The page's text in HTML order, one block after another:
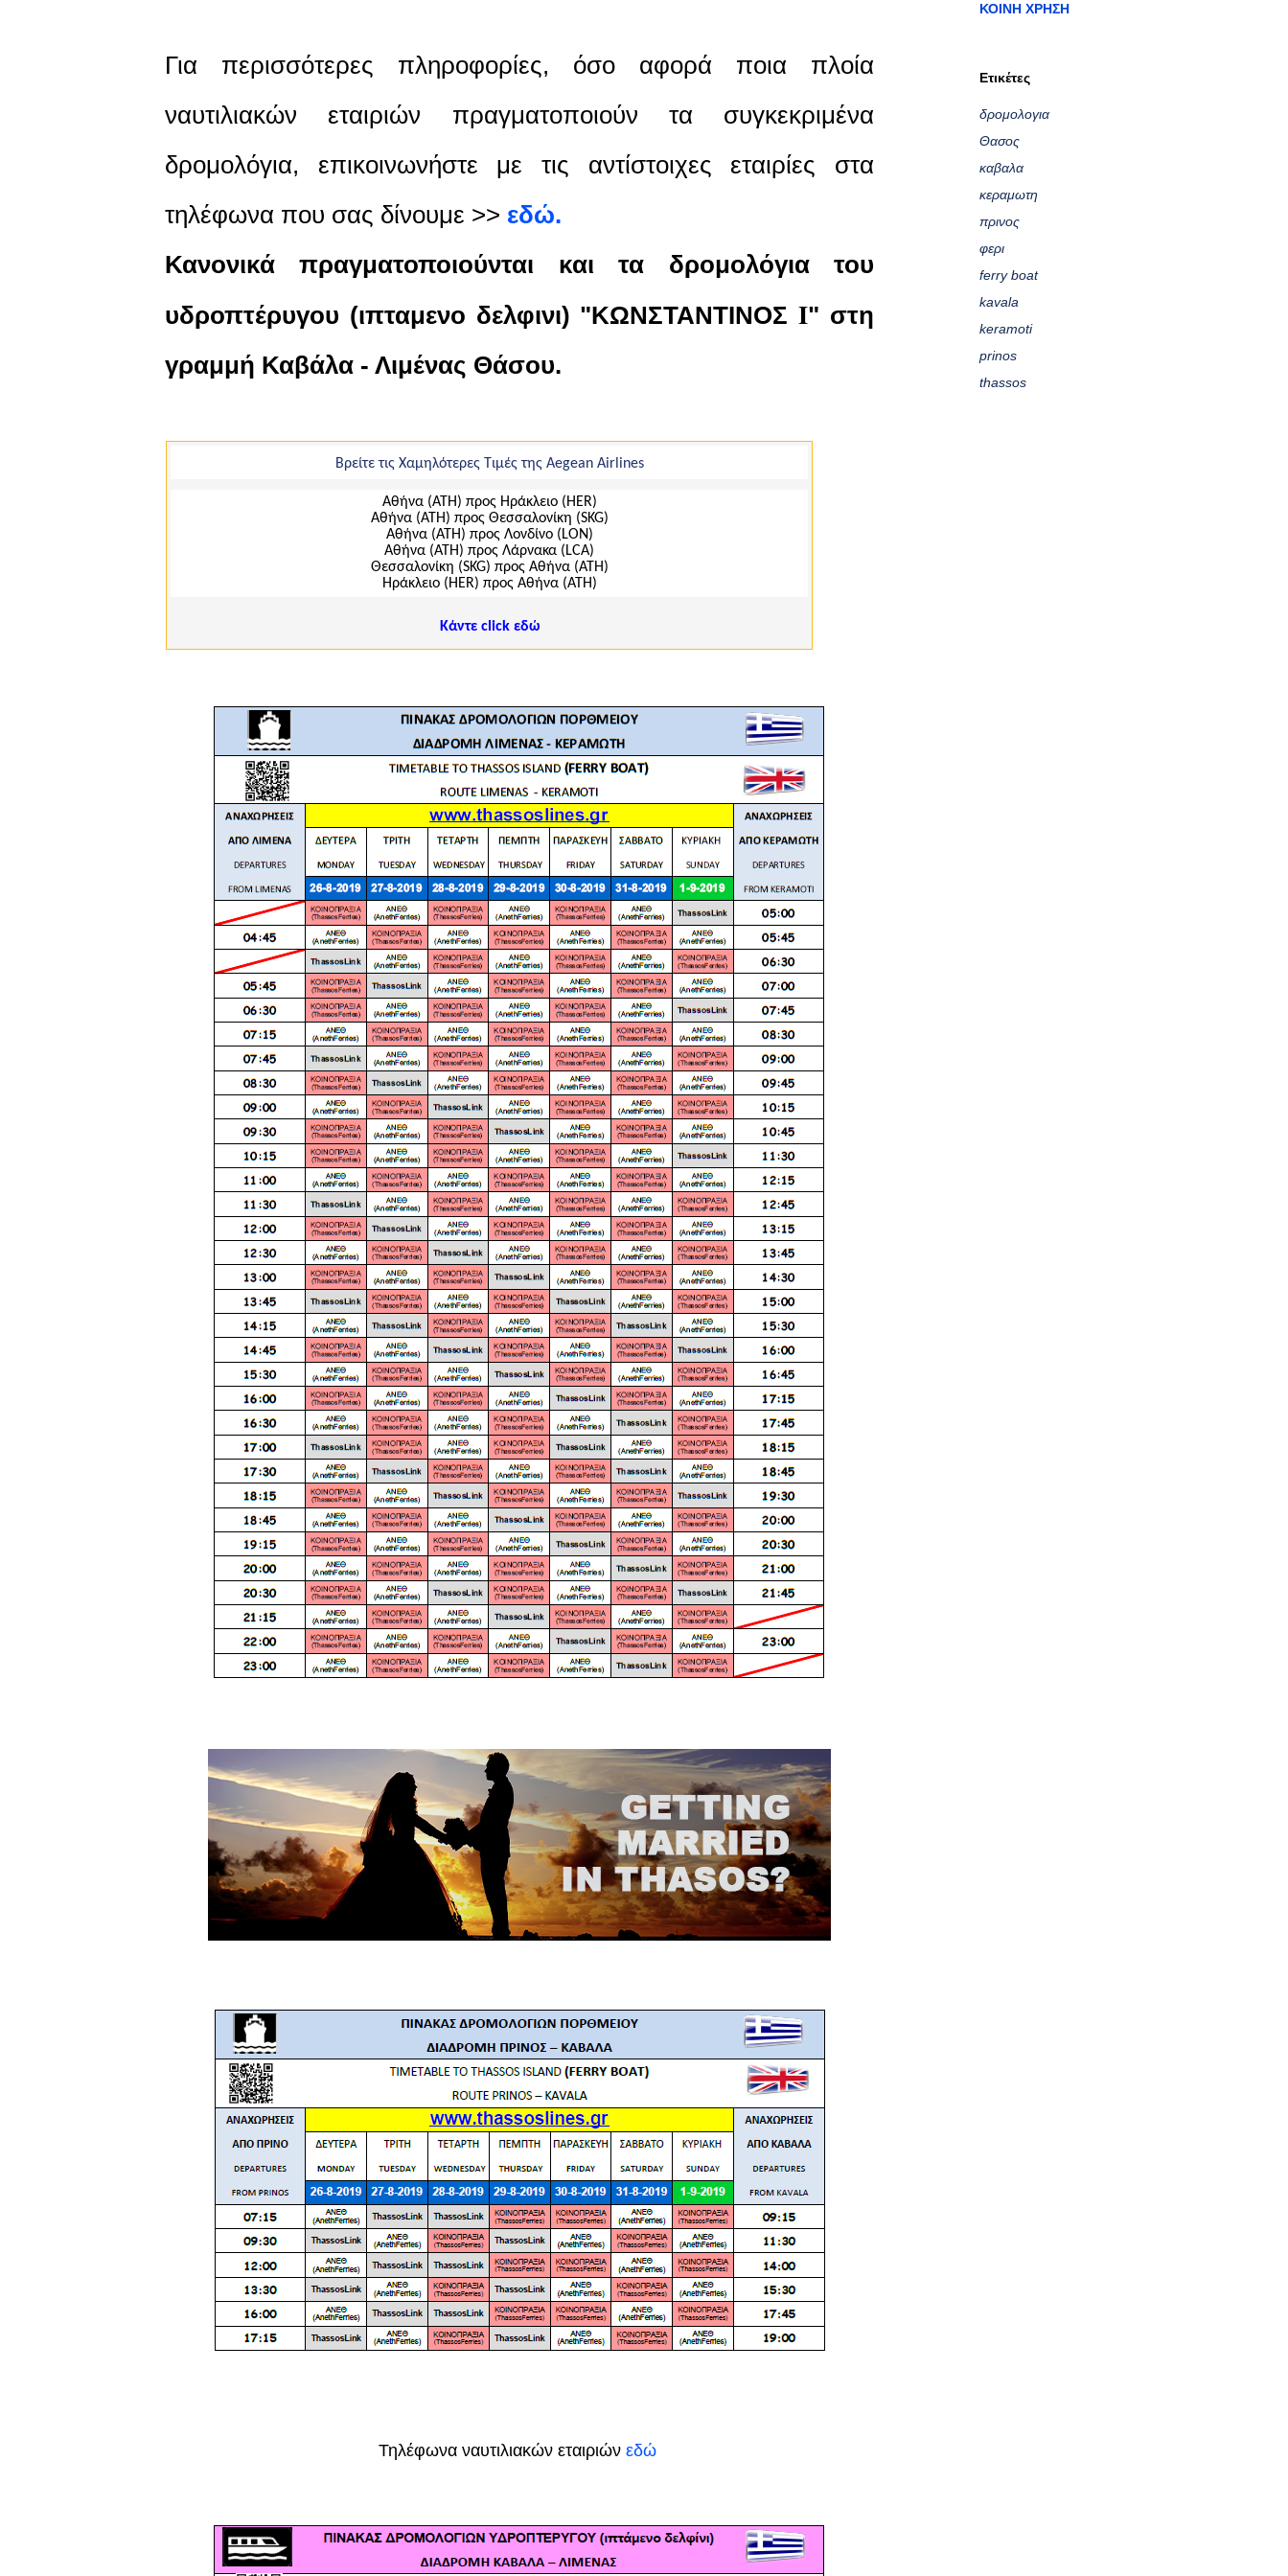
Για περισσότερες πληροφορίες, όσο αφορά ποια πλοία
ναυτιλιακών εταιριών πραγματοποιούν τα συγκεκριμένα
δρομολόγια, επικοινωνήστε με τις αντίστοιχες εταιρίες στα
τηλέφωνα που σας δίνουμε >> εδώ.
Κανονικά πραγματοποιούνται και τα δρομολόγια του
υδροπτέρυγου (ιπταμενο δελφινι) "ΚΩΝΣΤΑΝΤΙΝΟΣ Ι" στη
γραμμή Καβάλα - Λιμένας Θάσου.
Βρείτε τις Χαμηλότερες Τιμές της Aegean Airlines
Αθήνα (ΑΤΗ) προς Ηράκλειο (ΗΕR)
Αθήνα (ΑΤΗ) προς Θεσσαλονίκη (SKG)
Αθήνα (ΑΤΗ) προς Λονδίνο (LON)
Αθήνα (ΑΤΗ) προς Λάρνακα (LCA)
Θεσσαλονίκη (SKG) προς Αθήνα (ΑΤΗ)
Ηράκλειο (ΗΕR) προς Αθήνα (ΑΤΗ)
Κάντε click εδώ
Τηλέφωνα ναυτιλιακών εταιριών εδώ
ΚΟΙΝΉ ΧΡΉΣΗ
Ετικέτες
δρομολογια
Θασος
καβαλα
κεραμωτη
πρινος
φερι
ferry boat
kavala
keramoti
prinos
thassos